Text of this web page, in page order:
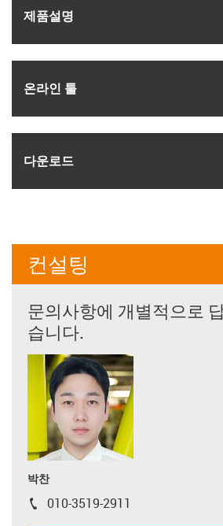
제품­설명
온라인 툴
다운로드
컨설팅
문의사항에 개별적으로
습니다.
박찬
igus-icon-phone
010-3519-2911